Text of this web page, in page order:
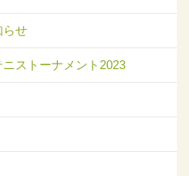
らせ
ストーナメント2023